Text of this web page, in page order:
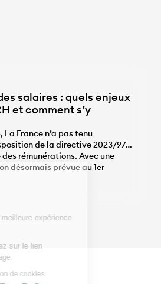
vous garantir la meilleure expérience
vous ?
par la suite, cliquez sur le lien
dans le pied de page.
salaires : quels enjeux
et comment s’y
La France n’a pas tenu
de la directive 2023/970
rémunérations. Avec une
désormais prévue au 1er
disposent de l’année